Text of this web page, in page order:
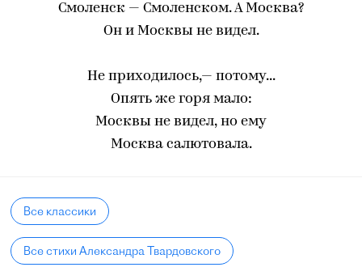
Смоленск — Смоленском. А Москва?
Он и Москвы не видел.
Не приходилось,— потому...
Опять же горя мало:
Москвы не видел, но ему
Москва салютовала.
Все классики
Все стихи Александра Твардовского